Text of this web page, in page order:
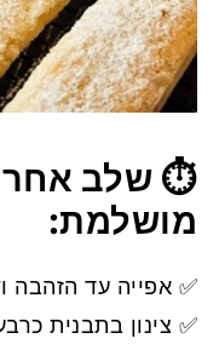
⏱️ שלב אחר
מושלמת:
✅ אפייה עד הזהבה
✅ צינון בתבנית